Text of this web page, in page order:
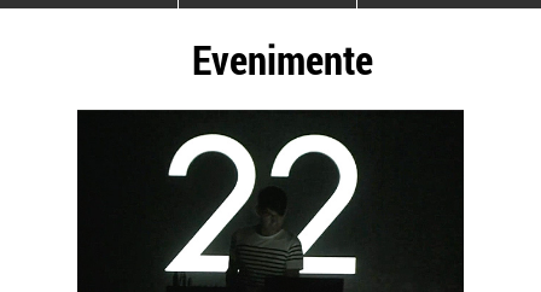
Evenimente